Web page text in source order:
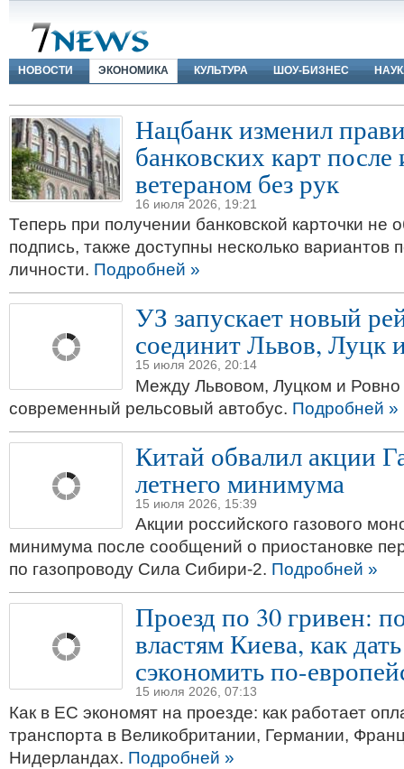
НОВОСТИ ЭКОНОМИКА КУЛЬТУРА ШОУ-БИЗНЕС
Нацбанк изменил
банковских карт после
ветераном без рук
16 июля 2026, 19:21
Теперь при получении банковской карточки не
подпись, также доступны несколько вариантов
личности. Подробней »
УЗ запускает новый
соединит Львов, Луцк
15 июля 2026, 20:14
Между Львовом, Луцком и Ровно
современный рельсовый автобус. Подробней »
Китай обвалил акции
летнего минимума
15 июля 2026, 15:39
Акции российского газового
минимума после сообщений о приостановке
по газопроводу Сила Сибири-2. Подробней »
Проезд по 30 гривен:
властям Киева, как
сэкономить по-
15 июля 2026, 07:13
Как в ЕС экономят на проезде: как работает
транспорта в Великобритании, Германии,
Нидерландах. Подробней »